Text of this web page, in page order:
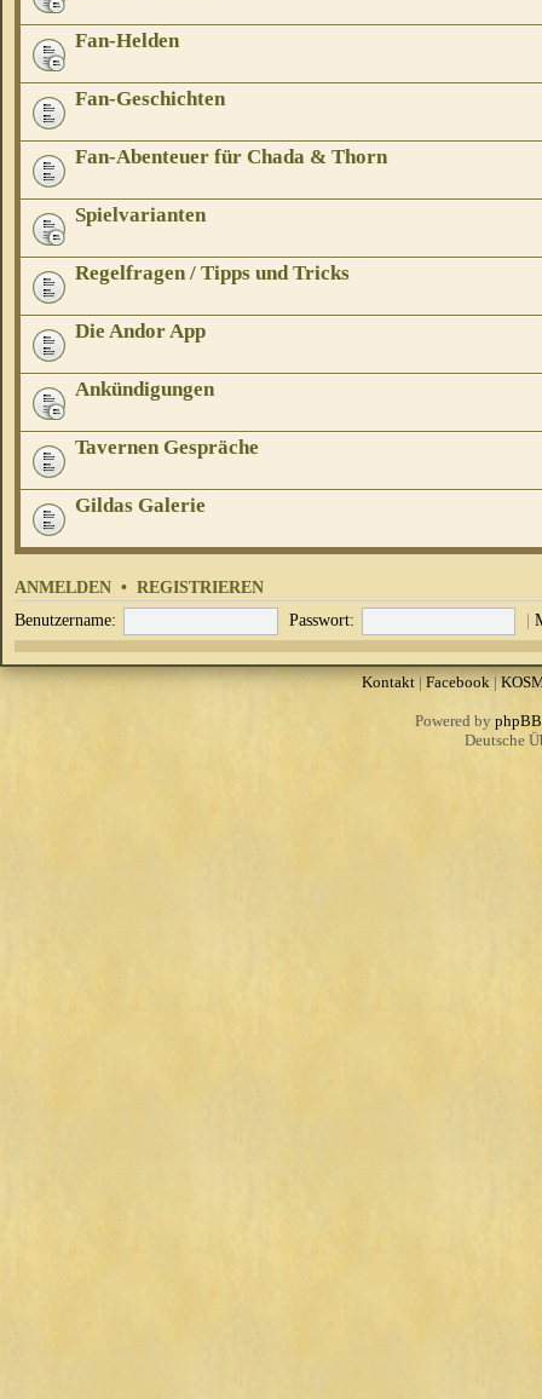
Fan-Helden
Fan-Geschichten
Fan-Abenteuer für Chada & Thorn
Spielvarianten
Regelfragen / Tipps und Tricks
Die Andor App
Ankündigungen
Tavernen Gespräche
Gildas Galerie
ANMELDEN • REGISTRIEREN
Benutzername: Passwort: |
Kontakt| Facebook|
Powered by phpBB
Deutsche